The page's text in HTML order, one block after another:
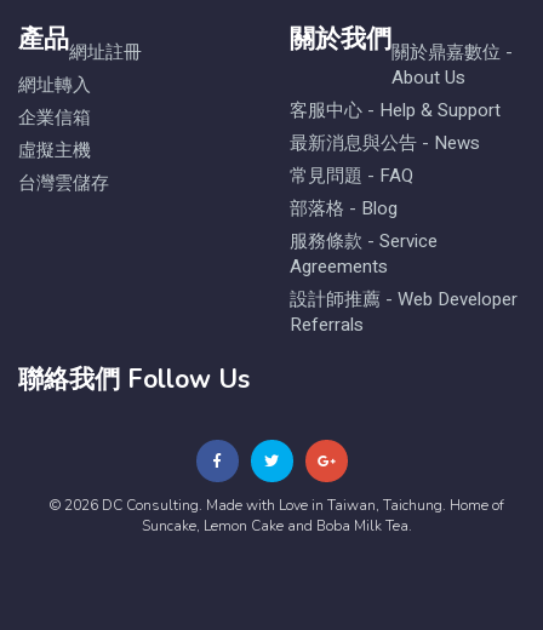
產品網址註冊
網址轉入
企業信箱
虛擬主機
台灣雲儲存
關於我們關於鼎嘉數位 -
About Us
客服中心 - Help & Support
最新消息與公告 - News
常見問題 - FAQ
部落格 - Blog
服務條款 - Service
Agreements
設計師推薦 - Web Developer
Referrals
聯絡我們 Follow Us
© 2026 DC Consulting. Made with Love in Taiwan, Taichung. Home of
Suncake, Lemon Cake and Boba Milk Tea.